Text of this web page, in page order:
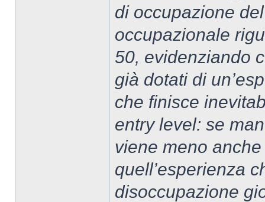
di occupazione
occupazionale
50, evidenziando
già dotati di
che finisce
entry level: se
viene meno
quell’esperienza
disoccupazione